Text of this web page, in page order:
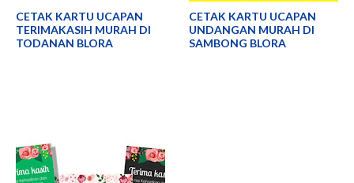
CETAK KARTU UCAPAN
TERIMAKASIH MURAH DI
TODANAN BLORA
CETAK KARTU UCAPAN
UNDANGAN MURAH DI
SAMBONG BLORA